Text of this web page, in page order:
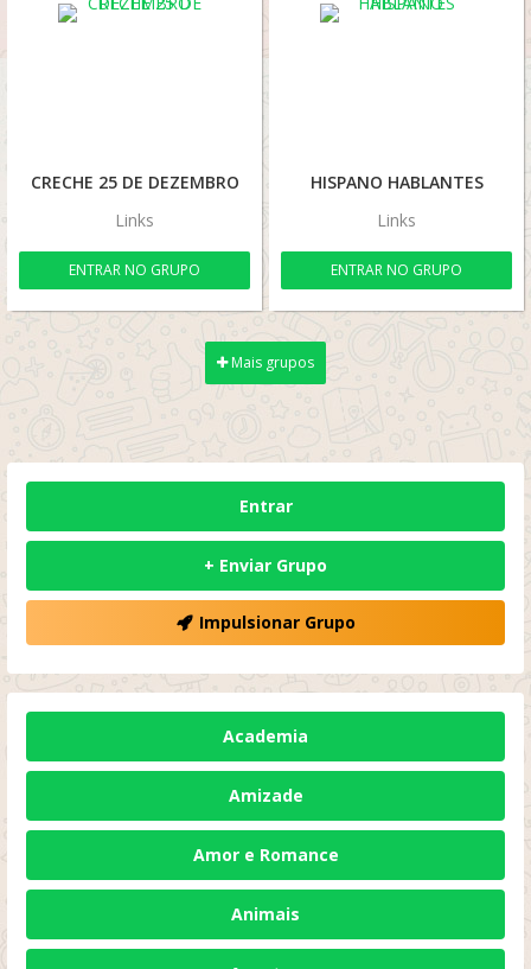
CRECHE 25 DE DEZEMBRO
Links
ENTRAR NO GRUPO
HISPANO HABLANTES
Links
ENTRAR NO GRUPO
Mais grupos
Entrar
+ Enviar Grupo
Impulsionar Grupo
Academia
Amizade
Amor e Romance
Animais